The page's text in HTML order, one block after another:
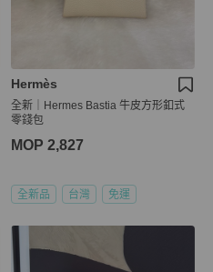
Hermès
全新｜Hermes Bastia 牛皮方形釦式
零錢包
MOP 2,827
全新品 台灣 免運